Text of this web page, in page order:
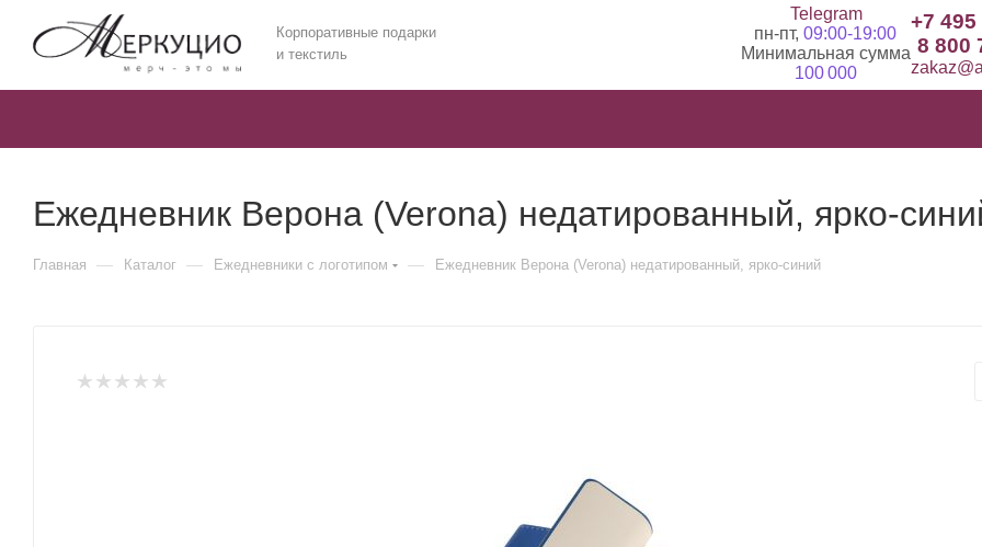
Корпоративные подарки
и текстиль
Telegram
пн-пт, 09:00-19:00
Минимальная сумма
100 000
+7 495
8 800
Ежедневник Верона (Verona) недатированный, ярко-
Главная — Каталог — Ежедневники c логотипом — Ежедневник Верона (Verona) недатированный, ярко-синий